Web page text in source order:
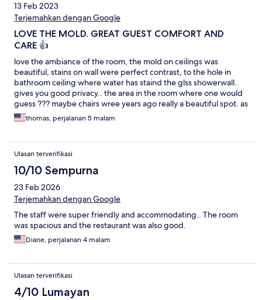
13 Feb 2023
Terjemahkan dengan Google
LOVE THE MOLD. GREAT GUEST COMFORT AND
CARE 👍
love the ambiance of the room, the mold on ceilings was
beautiful, stains on wall were perfect contrast, to the hole in
bathroom ceiling where water has staind the glss showerwall..
gives you good privacy.. the area in the room where one would
guess ??? maybe chairs wree years ago really a beautiful spot. as
a friend who is hotel manager in Berau Saud.. [2/11, 10:29 AM]
Deddy: Where hotel is that? [2/11, 10:29 AM] Deddy: The name
[2/11, 10:30 AM] Travellin Man: KHAS Mailiboro, [2/11, 10:30 AM]
Deddy: What? Khas malioboro like that? 😧😧 [2/11, 10:31 AM]
Deddy: Sangat sangat tidak bagus.. [2/11, 10:32 AM] Deddy: No
maintenance, no action plan.. no no noooo 😧 [2/11, 10:34 AM]
Deddy: really ignores the comfort side of guests, there is no
control and direction ... very terrible i show this to staff, nodded
care. room 608 trying to post photos but app will not let me. i
will post same, WITH PHOTOS.. ON TRIP ADVISOR. WHAT A
DUMP.
thomas, perjalanan 5 malam
Ulasan terverifikasi
10/10 Sempurna
23 Feb 2026
Terjemahkan dengan Google
The staff were super friendly and accommodating.. The room
was spacious and the restaurant was also good.
Diane, perjalanan 4 malam
Ulasan terverifikasi
4/10 Lumayan